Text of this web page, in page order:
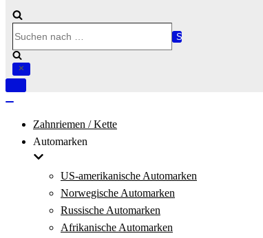
nach …
Navigation
Zahnriemen / Kette
Automarken
US-amerikanische Automarken
Norwegische Automarken
Russische Automarken
Afrikanische Automarken